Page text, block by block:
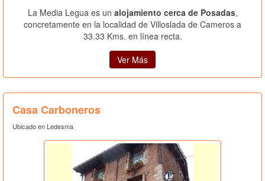
La Media Legua es un alojamiento cerca de Posadas,
concretamente en la localidad de Villoslada de Cameros a
33.33 Kms. en línea recta.
Ver Más
Casa Carboneros
Ubicado en Ledesma